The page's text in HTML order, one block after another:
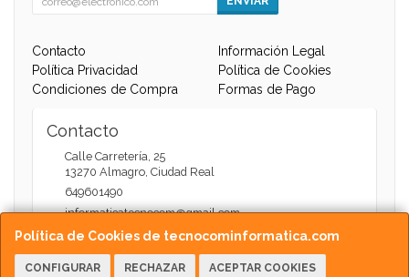
Política de Cookies de tecnocominformatica.com
CONFIGURAR RECHAZAR ACEPTAR COOKIES
Contacto
Información Legal
Política Privacidad
Política de Cookies
Condiciones de Compra
Formas de Pago
Contacto
Calle Carretería, 25
13270 Almagro, Ciudad Real
649601490
informaticatecnocom@gmail.com